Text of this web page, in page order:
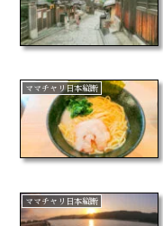
ママチャリ日本縦断
ママチャリ日本縦断